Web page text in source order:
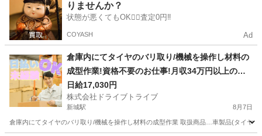
りませんか？
状態が悪くてもOK🙆‍♀️査定0円‼️
COYASH Ad
倉庫内にてタイヤのバリ取り/機械を操作し材料の
成型作業!資格不要のお仕事!月収34万円以上の高
収入!DR:WH179-02Y
日給17,030円
株式会社ドライブトライブ
新城駅 8月7日
倉庫内にてタイヤのバリ取り/機械を操作し材料の成型作業 取扱商品…車製品(タイ